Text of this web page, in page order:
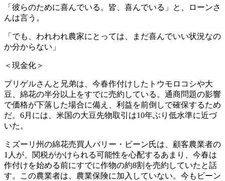
「彼らのために喜んでいる。皆、喜んでいる」と、ローンさ
んは言う。
「でも、われわれ農家にとっては、まだ喜んでいい状況なの
か分からない」
＜現金化＞
プリゲルさんと兄弟は、今春作付けしたトウモロコシや大
豆、綿花の半分以上をすでに売約している。通商問題の影響
で価格が下落した場合に備え、利益を前倒しで確保するため
だ。6月には、米国の大豆先物取引は10年ぶり低水準に近づ
いた。
ミズーリ州の綿花売買人バリー・ビーン氏は、顧客農業者の
1人が、関税がかけられる可能性を心配するあまり、今春は
作付けを始める前にすでに作物の約8割を売約していたと話
す。この農業者は、農業保険に加入していない。今もビーン